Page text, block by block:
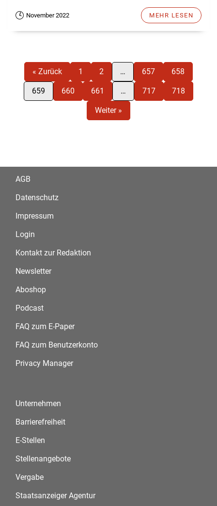
November 2022 MEHR LESEN
« Zurück 1 2 … 657 658
659 660 661 … 717 718
Weiter »
AGB
Datenschutz
Impressum
Login
Kontakt zur Redaktion
Newsletter
Aboshop
Podcast
FAQ zum E-Paper
FAQ zum Benutzerkonto
Privacy Manager
Unternehmen
Barrierefreiheit
E-Stellen
Stellenangebote
Vergabe
Staatsanzeiger Agentur